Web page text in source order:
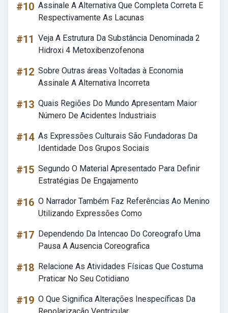
#10 Assinale A Alternativa Que Completa Correta E
Respectivamente As Lacunas
#11 Veja A Estrutura Da Substância Denominada 2
Hidroxi 4 Metoxibenzofenona
#12 Sobre Outras áreas Voltadas à Economia
Assinale A Alternativa Incorreta
#13 Quais Regiões Do Mundo Apresentam Maior
Número De Acidentes Industriais
#14 As Expressões Culturais São Fundadoras Da
Identidade Dos Grupos Sociais
#15 Segundo O Material Apresentado Para Definir
Estratégias De Engajamento
#16 O Narrador Também Faz Referências Ao Menino
Utilizando Expressões Como
#17 Dependendo Da Intencao Do Coreografo Uma
Pausa A Ausencia Coreografica
#18 Relacione As Atividades Físicas Que Costuma
Praticar No Seu Cotidiano
#19 O Que Significa Alterações Inespecíficas Da